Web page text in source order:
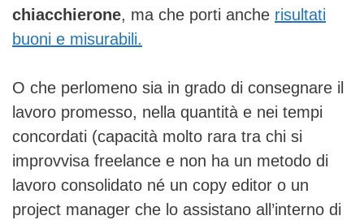
chiacchierone, ma che porti anche risultati
buoni e misurabili.
O che perlomeno sia in grado di consegnare il
lavoro promesso, nella quantità e nei tempi
concordati (capacità molto rara tra chi si
improvvisa freelance e non ha un metodo di
lavoro consolidato né un copy editor o un
project manager che lo assistano all’interno di